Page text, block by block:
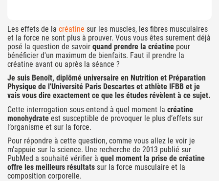
Les effets de la créatine sur les muscles, les fibres musculaires
et la force ne sont plus à prouver. Vous vous êtes surement déjà
posé la question de savoir quand prendre la créatine pour
bénéficier d'un maximum de bienfaits. Faut il prendre la
créatine avant ou après la séance ?
Je suis Benoît, diplômé universaire en Nutrition et Préparation
Physique de l'Université Paris Descartes et athlète IFBB et je
vais vous dire exactement ce que les études révèlent à ce sujet.
Cette interrogation sous-entend à quel moment la créatine
monohydrate est susceptible de provoquer le plus d’effets sur
l’organisme et sur la force.
Pour répondre à cette question, comme vous allez le voir je
m'appuie sur la science. Une recherche de 2013 publié sur
PubMed a souhaité vérifier à quel moment la prise de créatine
offre les meilleurs résultats sur la force musculaire et la
composition corporelle.